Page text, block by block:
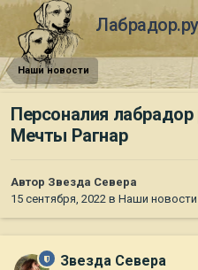
Наши новости
Персоналия
Мечты Рагнар
Автор Звезда Севера
15 сентября, 2022 в Наши новости
Звезда Севера